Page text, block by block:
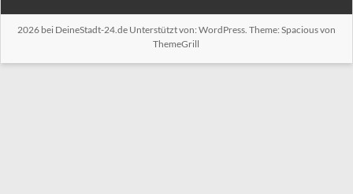
2026 bei DeineStadt-24.deUnterstützt von: WordPress. Theme: Spacious von
ThemeGrill